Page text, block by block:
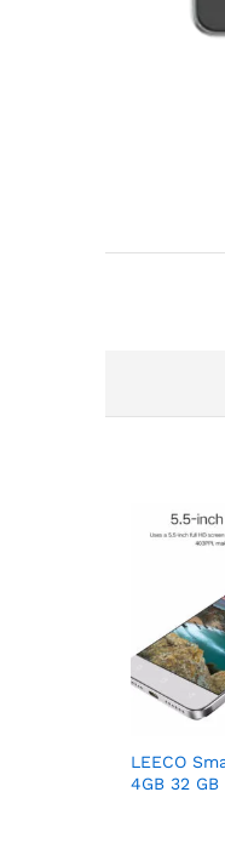
LEECO
4GB 32 GB